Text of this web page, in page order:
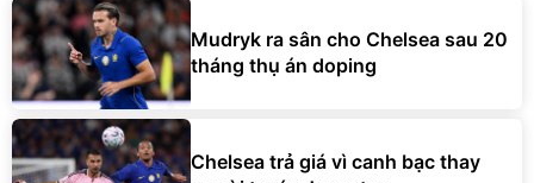
Mudryk ra sân cho Chelsea sau 20
tháng thụ án doping
Chelsea trả giá vì canh bạc thay